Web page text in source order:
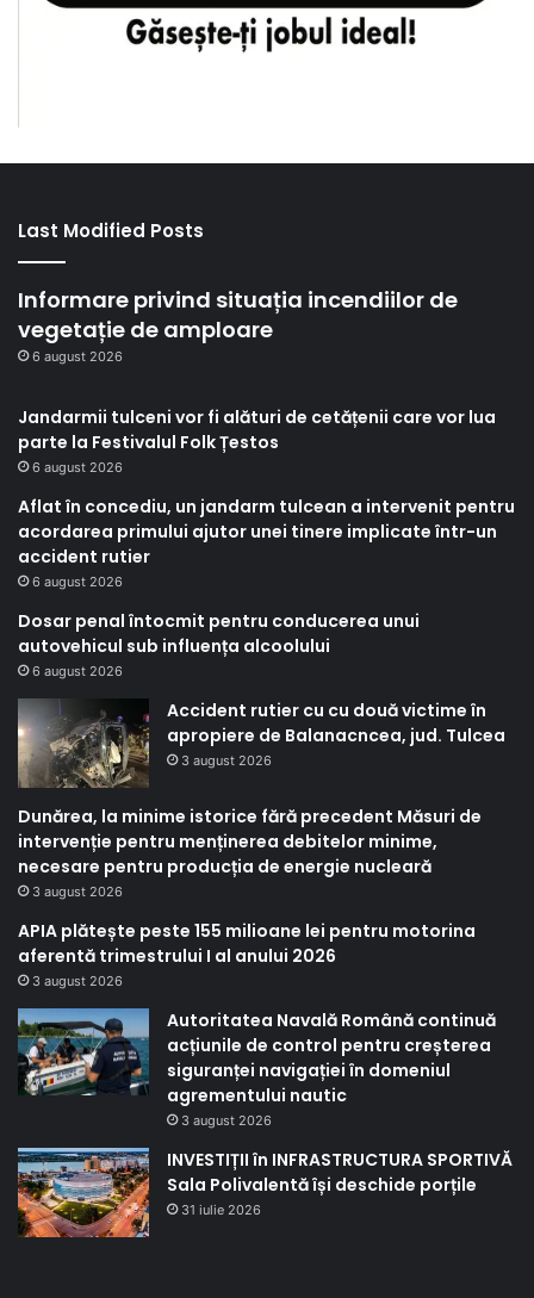
Last Modified Posts
Informare privind situația incendiilor de
vegetație de amploare
6 august 2026
Jandarmii tulceni vor fi alături de cetățenii care vor lua
parte la Festivalul Folk Țestos
6 august 2026
Aflat în concediu, un jandarm tulcean a intervenit pentru
acordarea primului ajutor unei tinere implicate într-un
accident rutier
6 august 2026
Dosar penal întocmit pentru conducerea unui
autovehicul sub influența alcoolului
6 august 2026
Accident rutier cu cu două victime în
apropiere de Balanacncea, jud. Tulcea
3 august 2026
Dunărea, la minime istorice fără precedent Măsuri de
intervenție pentru menținerea debitelor minime,
necesare pentru producția de energie nucleară
3 august 2026
APIA plătește peste 155 milioane lei pentru motorina
aferentă trimestrului I al anului 2026
3 august 2026
Autoritatea Navală Română continuă
acțiunile de control pentru creșterea
siguranței navigației în domeniul
agrementului nautic
3 august 2026
INVESTIȚII în INFRASTRUCTURA SPORTIVĂ
Sala Polivalentă își deschide porțile
31 iulie 2026